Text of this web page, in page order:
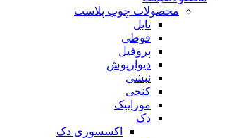
محصولات چوب پلاست
تایل
قوطی
پروفیل
دیوارپوش
نبشی
کنجی
موزاییک
دک
اکسسوری دک